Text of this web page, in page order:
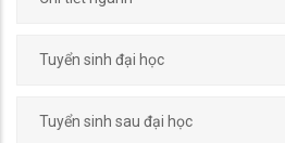
Tuyển sinh đại học
Tuyển sinh sau đại học